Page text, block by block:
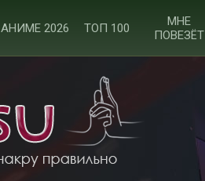
АНИМЕ 2026 ТОП 100
МНЕ
ПОВЕЗЁТ